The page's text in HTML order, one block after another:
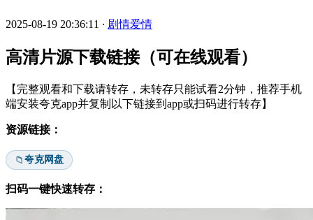
2025-08-19 20:36:11 · 剧情爱情
高清片源下载链接（可在线观看）
【完整观看和下载请转存，未转存只能试看2分钟，推荐手机
端安装夸克app并复制以下链接到app或扫码进行转存】
资源链接：
📁夸克网盘
扫码一键快速转存：